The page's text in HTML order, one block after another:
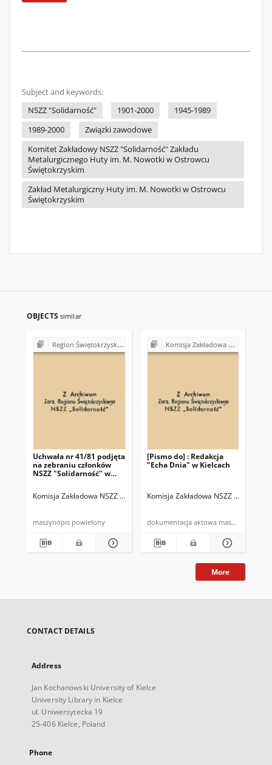
Subject and keywords:
NSZZ "Solidarność"
1901-2000
1945-1989
1989-2000
Związki zawodowe
Komitet Zakładowy NSZZ "Solidarność" Zakładu
Metalurgicznego Huty im. M. Nowotki w Ostrowcu
Świętokrzyskim
Zakład Metalurgiczny Huty im. M. Nowotki w Ostrowcu
Świętokrzyskim
OBJECTS similar
Region Świętokrzyski NSZZ "Solidarność". Delegatura Starachowice
Uchwała nr 41/81 podjęta
na zebraniu członków
NSZZ "Solidarność" w
Komisja Zakładowa NSZZ "Solidarność"
maszynopis powielony
Komisja Zakładowa NSZZ "Solidarność" przy Gminnej Spółdzielni "Samopomoc Chłopska" w Bodzentynie
[Pismo do] : Redakcja
"Echa Dnia" w Kielcach
Komisja Zakładowa NSZZ
dokumentacja aktowa maszynopis
More
CONTACT DETAILS
Address
Jan Kochanowski University of Kielce
University Library in Kielce
ul. Uniwersytecka 19
25-406 Kielce, Poland
Phone